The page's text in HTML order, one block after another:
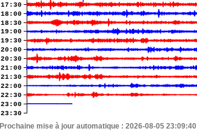
17:30
18:00
18:30
19:00
19:30
20:00
20:30
21:00
21:30
22:00
22:30
23:00
23:30
Prochaine mise à jour automatique : 2026-08-05 23:09:40